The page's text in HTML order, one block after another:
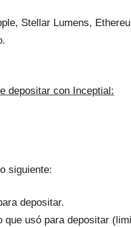
Stellar Lumens,
depositar con Inceptial:
siguiente:
depositar.
que usó para depositar